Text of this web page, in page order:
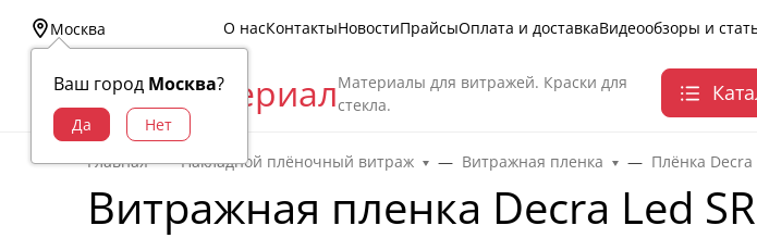
Москва
Ваш город Москва?
О насКонтактыНовостиПрайсыОплата и доставкаВидеообзоры и
Витраж МатериалМатериалы для витражей. Краски для
стекла.
Главная Накладной плёночный витраж Витражная пленка Плёнка
Витражная пленка Decra Led